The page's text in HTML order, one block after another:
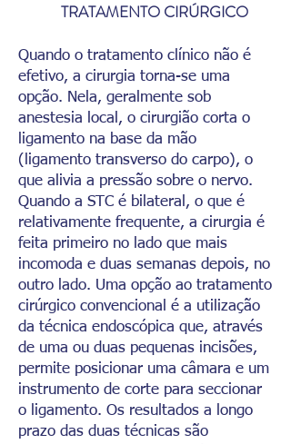
TRATAMENTO CIRÚRGICO
Quando o tratamento clínico não é
efetivo, a cirurgia torna-se uma
opção. Nela, geralmente sob
anestesia local, o cirurgião corta o
ligamento na base da mão
(ligamento transverso do carpo), o
que alivia a pressão sobre o nervo.
Quando a STC é bilateral, o que é
relativamente frequente, a cirurgia é
feita primeiro no lado que mais
incomoda e duas semanas depois, no
outro lado. Uma opção ao tratamento
cirúrgico convencional é a utilização
da técnica endoscópica que, através
de uma ou duas pequenas incisões,
permite posicionar uma câmara e um
instrumento de corte para seccionar
o ligamento. Os resultados a longo
prazo das duas técnicas são